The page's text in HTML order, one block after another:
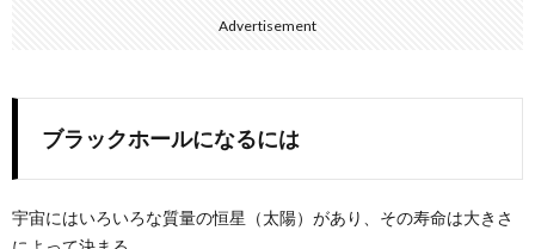
Advertisement
ブラックホールになるには
宇宙にはいろいろな質量の恒星（太陽）があり、その寿命は大きさ